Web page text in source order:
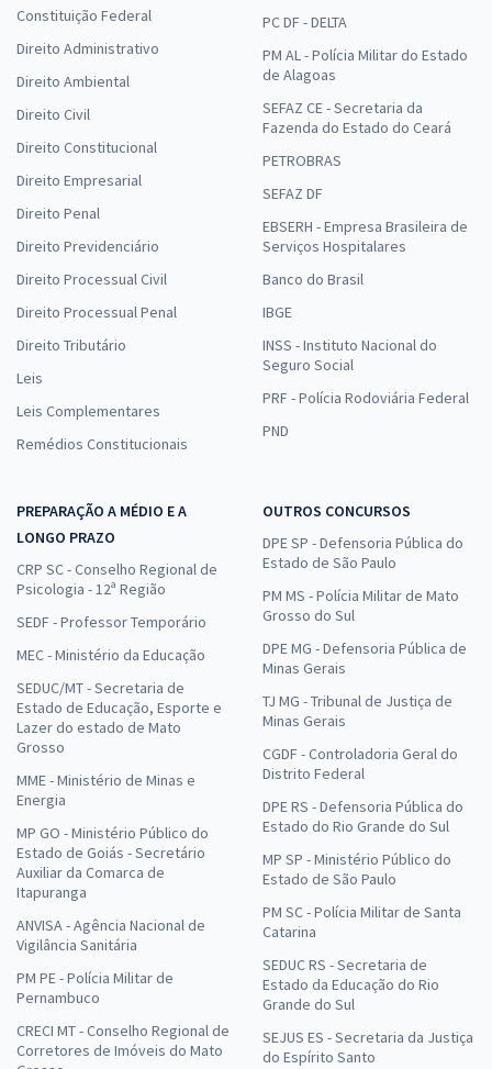
Constituição Federal
Direito Administrativo
Direito Ambiental
Direito Civil
Direito Constitucional
Direito Empresarial
Direito Penal
Direito Previdenciário
Direito Processual Civil
Direito Processual Penal
Direito Tributário
Leis
Leis Complementares
Remédios Constitucionais
PC DF - DELTA
PM AL - Polícia Militar do Estado
de Alagoas
SEFAZ CE - Secretaria da
Fazenda do Estado do Ceará
PETROBRAS
SEFAZ DF
EBSERH - Empresa Brasileira de
Serviços Hospitalares
Banco do Brasil
IBGE
INSS - Instituto Nacional do
Seguro Social
PRF - Polícia Rodoviária Federal
PND
PREPARAÇÃO A MÉDIO E A
LONGO PRAZO
CRP SC - Conselho Regional de
Psicologia - 12ª Região
SEDF - Professor Temporário
MEC - Ministério da Educação
SEDUC/MT - Secretaria de
Estado de Educação, Esporte e
Lazer do estado de Mato
Grosso
MME - Ministério de Minas e
Energia
MP GO - Ministério Público do
Estado de Goiás - Secretário
Auxiliar da Comarca de
Itapuranga
ANVISA - Agência Nacional de
Vigilância Sanitária
PM PE - Polícia Militar de
Pernambuco
CRECI MT - Conselho Regional de
Corretores de Imóveis do Mato
OUTROS CONCURSOS
DPE SP - Defensoria Pública do
Estado de São Paulo
PM MS - Polícia Militar de Mato
Grosso do Sul
DPE MG - Defensoria Pública de
Minas Gerais
TJ MG - Tribunal de Justiça de
Minas Gerais
CGDF - Controladoria Geral do
Distrito Federal
DPE RS - Defensoria Pública do
Estado do Rio Grande do Sul
MP SP - Ministério Público do
Estado de São Paulo
PM SC - Polícia Militar de Santa
Catarina
SEDUC RS - Secretaria de
Estado da Educação do Rio
Grande do Sul
SEJUS ES - Secretaria da Justiça
do Espírito Santo